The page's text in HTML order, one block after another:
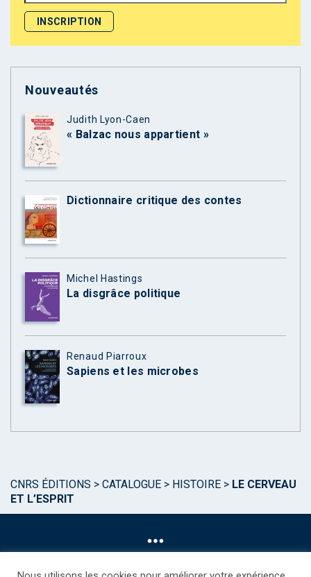
Nouveautés
Judith Lyon-Caen
« Balzac nous appartient »
Dictionnaire critique des contes
Michel Hastings
La disgrâce politique
Renaud Piarroux
Sapiens et les microbes
CNRS ÉDITIONS > CATALOGUE > HISTOIRE > LE CERVEAU
ET L’ESPRIT